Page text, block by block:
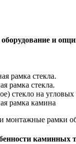
и
рамка стекла.
рамка стекла.
стекло на угловых
рамка камина
каминных